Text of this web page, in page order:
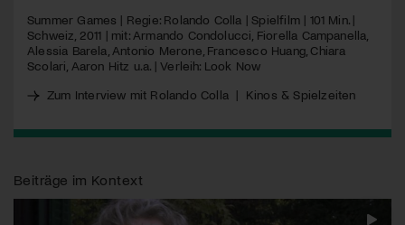
Summer Games | Regie: Rolando Colla | Spielfilm | 101 Min. |
Schweiz, 2011 | mit: Armando Condolucci, Fiorella Campanella,
Alessia Barela, Antonio Merone, Francesco Huang, Chiara
Scolari, Aaron Hitz u.a. | Verleih: Look Now
Zum Interview mit Rolando Colla | Kinos & Spielzeiten
Beiträge im Kontext